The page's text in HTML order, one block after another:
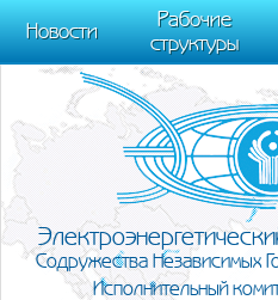
m[i].l=1*new Date(); for (var j = 0; j <
trackLinks:true,
Новости
Рабочие
структуры
Содружества Независимых
Исполнительный